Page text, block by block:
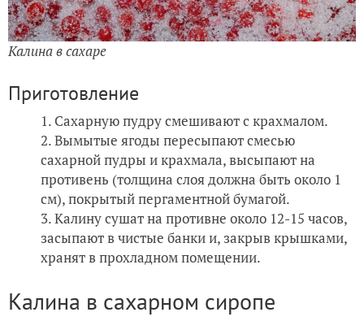
Калина в сахаре
Приготовление
Сахарную пудру смешивают с крахмалом.
Вымытые ягоды пересыпают смесью
сахарной пудры и крахмала, высыпают на
противень (толщина слоя должна быть около 1
см), покрытый пергаментной бумагой.
Калину сушат на противне около 12-15 часов,
засыпают в чистые банки и, закрыв крышками,
хранят в прохладном помещении.
Калина в сахарном сиропе